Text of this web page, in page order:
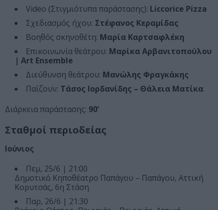
Video (Στιγμιότυπα παράστασης): Liccorice Pizza
Σχεδιασμός ήχου: Στέφανος Κεραμίδας
Βοηθός σκηνοθέτη: Μαρία Καρτσαφλέκη
Επικοινωνία θεάτρου: Μαρίκα Αρβανιτοπούλου
| Art Ensemble
Διεύθυνση θεάτρου: Μανώλης Φραγκάκης
Παίζουν: Τάσος Ιορδανίδης – Θάλεια Ματίκα
Διάρκεια παράστασης: 90’
Σταθμοί περιοδείας
Ιούνιος
Πεμ, 25/6 | 21:00
Δημοτικό Κηποθέατρο Παπάγου – Παπάγου, Αττική
Κορυτσάς, 6η Στάση
Παρ, 26/6 | 21:30